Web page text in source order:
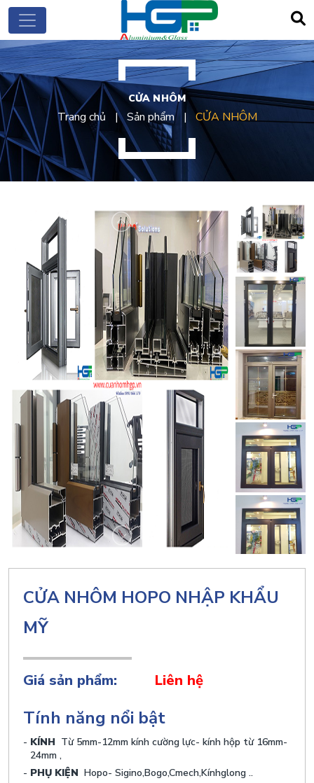
CỬA NHÔM
Trang chủ Sản phẩm CỬA NHÔM
CỬA NHÔM HOPO NHẬP KHẨU
MỸ
Giá sản phẩm: Liên hệ
Tính năng nổi bật
KÍNH Từ 5mm-12mm kính cường lực- kính hộp từ 16mm-
24mm ,
PHỤ KIỆN Hopo- Sigino,Bogo,Cmech,Kínhglong ..